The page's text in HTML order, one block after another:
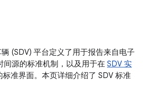
(SDV) 平台定义了用于报告来自电子
间源的标准机制，以及用于在 SDV 实
准界面。本页详细介绍了 SDV 标准